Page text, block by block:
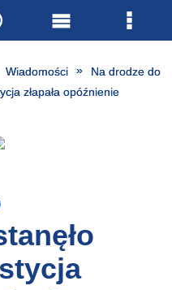
Wiadomości
Na drodze do
złapała opóźnienie
Menu
główne
Menu